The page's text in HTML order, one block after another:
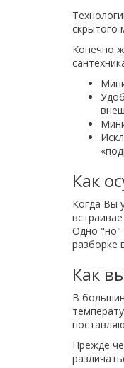
в
шкафы
для
скрытого
Конечно
Как
Когда Вы
Одно "но"
разборке
Как
В
Прежде